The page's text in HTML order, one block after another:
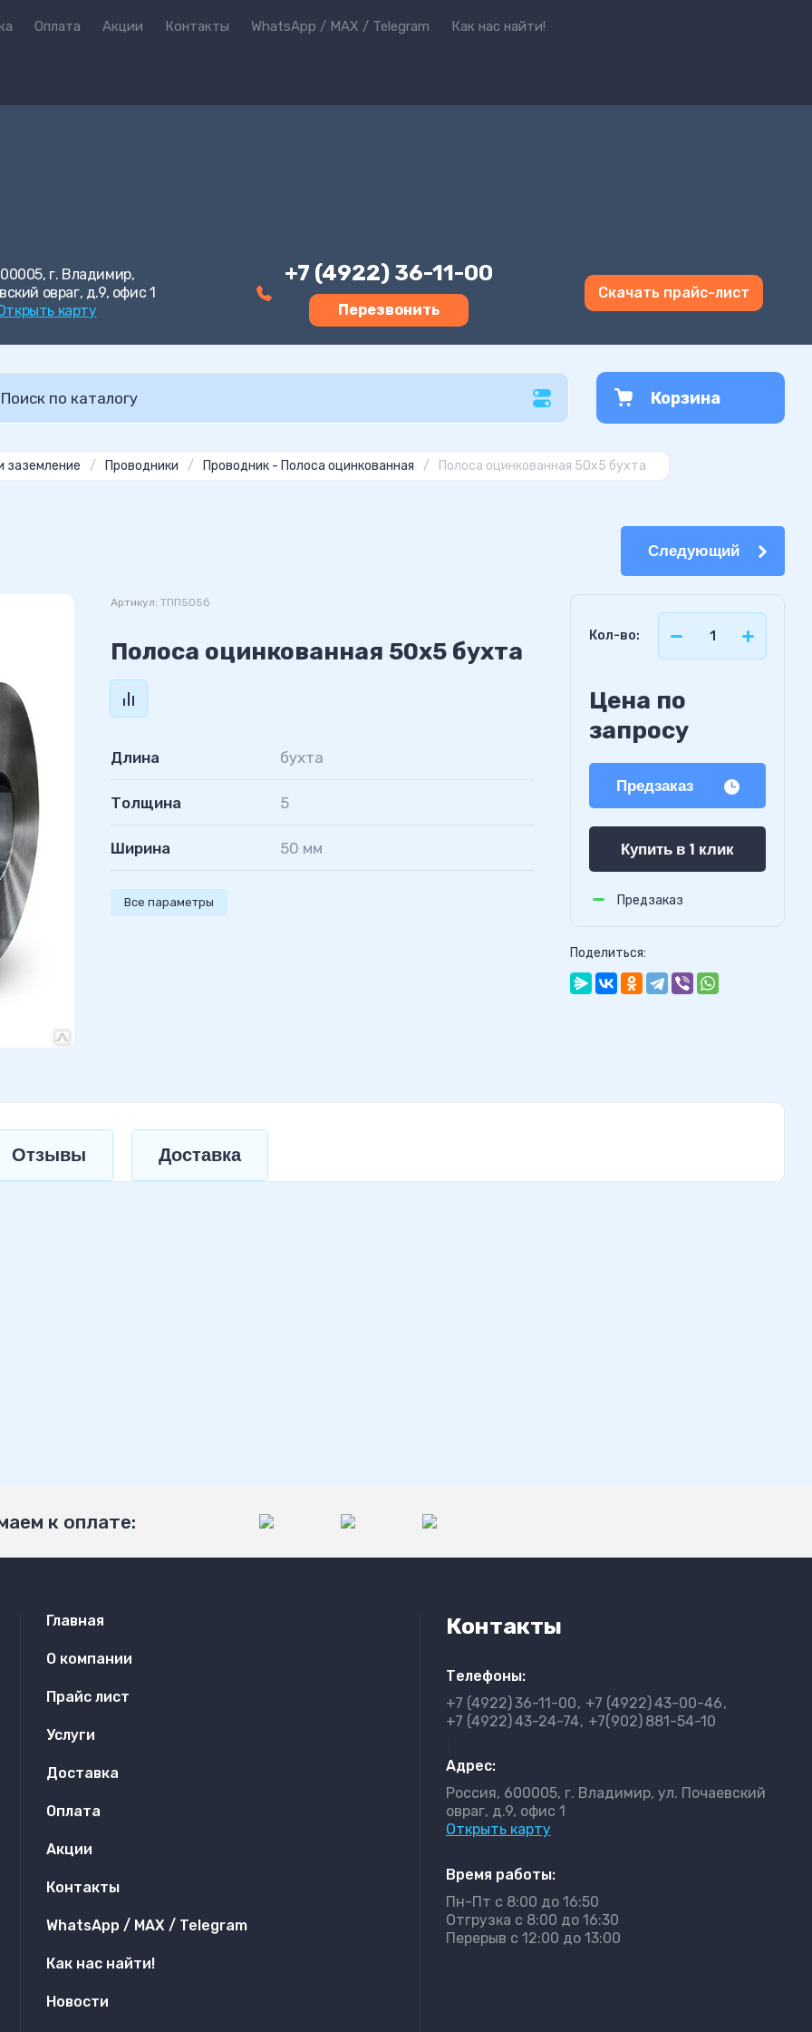
Оплата Акции Контакты WhatsApp / MAX / Telegram Как нас найти!
г. Владимир,
овраг, д.9, офис 1
карту
+7 (4922) 36-11-00
Перезвонить
Скачать прайс-лист
Корзина
заземление / Проводники / Проводник - Полоса оцинкованная / Полоса оцинкованная 50х5 бухта
Следующий
Артикул: ТПП505б
Полоса оцинкованная 50х5 бухта
Длина бухта
Толщина 5
Ширина 50 мм
Все параметры
Кол-во:
Цена по
запросу
Предзаказ
Купить в 1 клик
Предзаказ
Поделиться:
Отзывы Доставка
к оплате:
Главная
О компании
Прайс лист
Услуги
Доставка
Оплата
Акции
Контакты
WhatsApp / MAX / Telegram
Как нас найти!
Новости
Контакты
Телефоны:
+7 (4922)36-11-00 +7 (4922)43-00-46
+7 (4922)43-24-74 +7(902) 881-54-10
Адрес:
Россия, 600005, г. Владимир, ул. Почаевский
овраг, д.9, офис 1
Открыть карту
Время работы:
Пн-Пт с 8:00 до 16:50
Отгрузка с 8:00 до 16:30
Перерыв с 12:00 до 13:00